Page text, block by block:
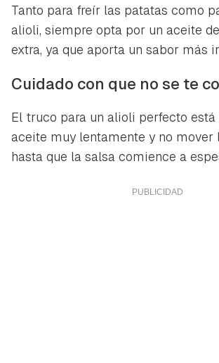
Tanto para freír las patatas como
alioli, siempre opta por un aceite
extra, ya que aporta un sabor más
Cuidado con que no se te
El truco para un alioli perfecto está
aceite muy lentamente y no mover
hasta que la salsa comience a